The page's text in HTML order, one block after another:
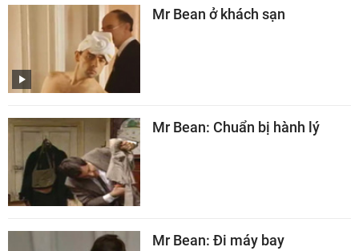
Mr Bean ở khách sạn
Mr Bean: Chuẩn bị hành lý
Mr Bean: Đi máy bay